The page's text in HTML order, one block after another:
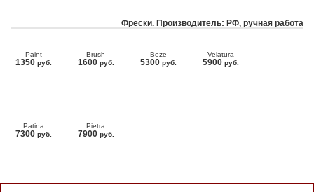
Фрески. Производитель: РФ, ручная работа
Paint
1350 руб.
Brush
1600 руб.
Beze
5300 руб.
Velatura
5900 руб.
Patina
7300 руб.
Pietra
7900 руб.